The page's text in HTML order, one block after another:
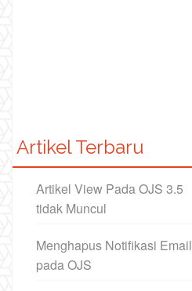
Artikel Terbaru
Artikel View Pada OJS 3.5
tidak Muncul
Menghapus Notifikasi Email
pada OJS